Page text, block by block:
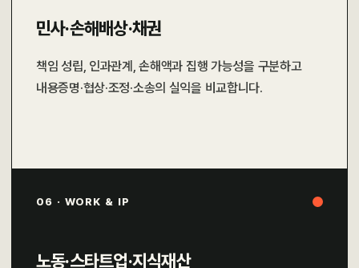
민사·손해배상·채권
책임 성립, 인과관계, 손해액과 집행 가능성을 구분하고
내용증명·협상·조정·소송의 실익을 비교합니다.
06 · WORK & IP
노동·스타트업·지식재산